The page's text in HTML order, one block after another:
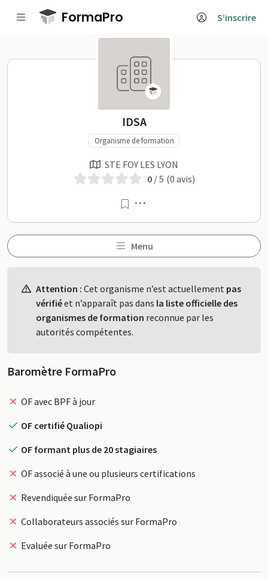
Passer au contenu principal
FormaPro S’inscrire
IDSA sur FormaPro
IDSA
Organisme de formation
STE FOY LES LYON
0/ 5 (0 avis)
Menu
Attention : Cet organisme n’est actuellement pas
vérifiéet n’apparaît pas dans la liste officielle des
organismes de formation reconnue par les
autorités compétentes.
Baromètre FormaPro
OF avec BPF à jour
OF certifié Qualiopi
OF formant plus de 20 stagiaires
OF associé à une ou plusieurs certifications
Revendiquée sur FormaPro
Collaborateurs associés sur FormaPro
Evaluée sur FormaPro